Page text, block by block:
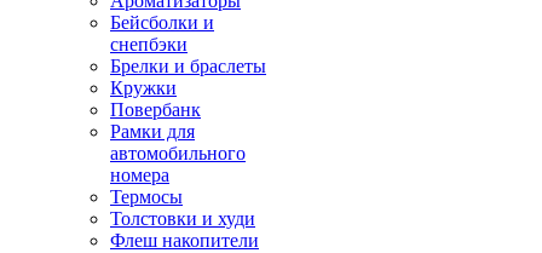
Бейсболки и
снепбэки
Брелки и браслеты
Кружки
Повербанк
Рамки для
автомобильного
номера
Термосы
Толстовки и худи
Флеш накопители